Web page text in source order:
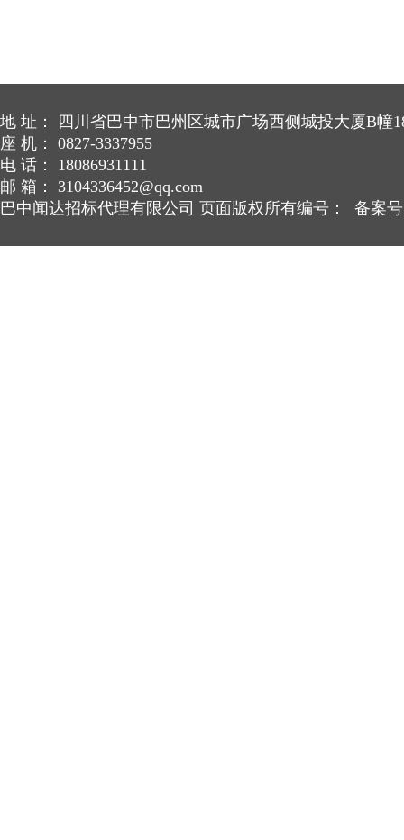
地 址： 四川省巴中市巴州区城市广场西侧城投大厦B幢
座 机： 0827-3337955
电 话： 18086931111
邮 箱： 3104336452@qq.com
巴中闻达招标代理有限公司 页面版权所有编号： 备案